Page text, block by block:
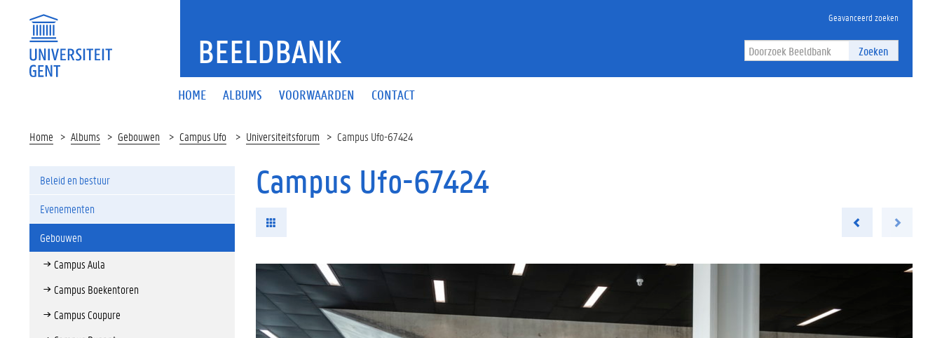
BEELDBANK
Geavanceerd zoeken
Zoeken
HOME ALBUMS VOORWAARDEN CONTACT
Home Albums Gebouwen Campus Ufo Universiteitsforum Campus Ufo-67424
Beleid en bestuur
Evenementen
Gebouwen
Campus Aula
Campus Boekentoren
Campus Coupure
Campus Ufo-67424